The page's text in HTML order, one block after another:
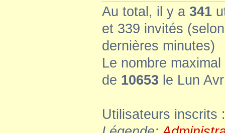
Au total, il y a 341
et 339 invités
dernières minutes)
Le nombre
de 10653 le Lun
Utilisateurs inscrits